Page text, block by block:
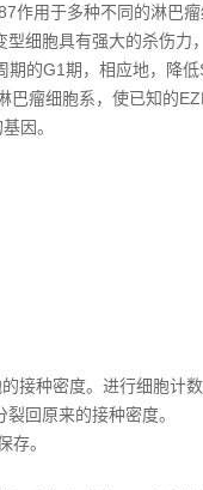
作用于多种不同的淋巴
细胞具有强大的杀伤力
的G1期，相应地，降低
巴瘤细胞系，使已知的
因。
接种密度。进行细胞计
回原来的接种密度。
存。